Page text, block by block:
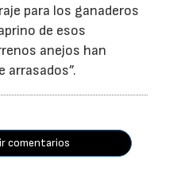
para los ganaderos
de esos
anejos han
arrasados”.
comentarios